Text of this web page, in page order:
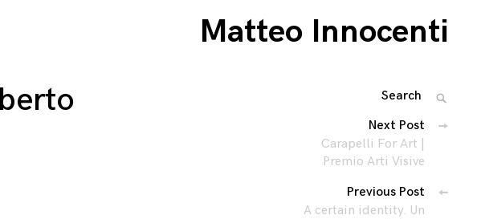
Matteo Innocenti
Navigazione
articoli
Next Post
Carapelli For Art |
Premio Arti Visive
Previous Post
A certain identity. Un